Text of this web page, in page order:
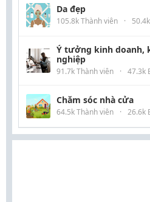
Da đẹp
105.8k Thành viên ·
Ý tưởng kinh doanh,
nghiệp
91.7k Thành viên · 47.3k
Chăm sóc nhà cửa
64.5k Thành viên · 26.6k